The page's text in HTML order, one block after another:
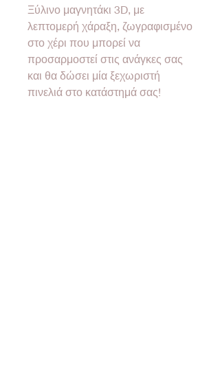
Ξύλινο μαγνητάκι 3D, με
λεπτομερή χάραξη, ζωγραφισμένο
στο χέρι που μπορεί να
προσαρμοστεί στις ανάγκες σας
και θα δώσει μία ξεχωριστή
πινελιά στο κατάστημά σας!